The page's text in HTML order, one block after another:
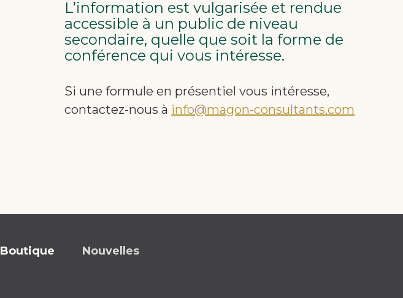
L’information est vulgarisée et rendue
accessible à un public de niveau
secondaire, quelle que soit la forme de
conférence qui vous intéresse.
Si une formule en présentiel vous intéresse,
contactez-nous à info@magon-consultants.com
Boutique Nouvelles